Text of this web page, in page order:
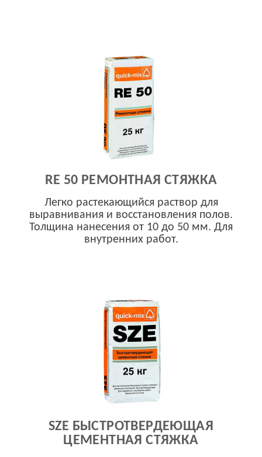
RE 50 РЕМОНТНАЯ СТЯЖКА
Легко растекающийся раствор для
выравнивания и восстановления полов.
Толщина нанесения от 10 до 50 мм. Для
внутренних работ.
SZE БЫСТРОТВЕРДЕЮЩАЯ
ЦЕМЕНТНАЯ СТЯЖКА